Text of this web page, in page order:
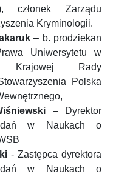
członek Zarządu
Kryminologii.
– b. prodziekan
Uniwersytetu w
Krajowej Rady
Polska
– Dyrektor
w Naukach o
- Zastępca dyrektora
w Naukach o